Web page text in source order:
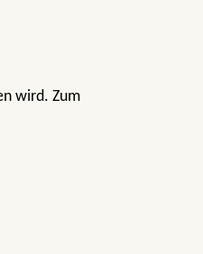
wird. Zum